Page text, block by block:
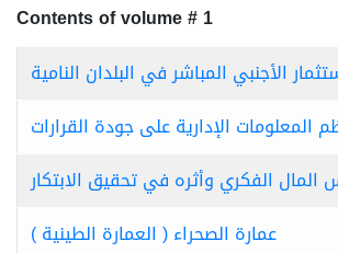
Contents of volume # 1
الأجنبي المباشر في البلدان النامية
المعلومات الإدارية على جودة القرارات
المال الفكري وأثره في تحقيق الابتكار
عمارة الصحراء ( العمارة الطينية )